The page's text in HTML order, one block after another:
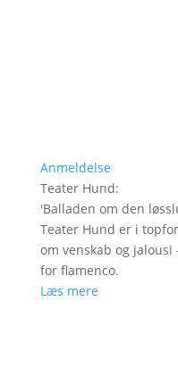
Anmeldelse
Teater Hund:
'Balladen om den
Teater Hund er i
om venskab og
for flamenco.
Læs mere